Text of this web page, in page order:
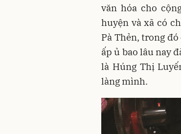
văn hóa cho
huyện và xã có
Pà Thẻn, trong
ấp ủ bao lâu nay
là Húng Thị
làng mình.